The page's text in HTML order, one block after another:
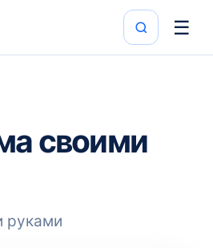
☰
своими
руками